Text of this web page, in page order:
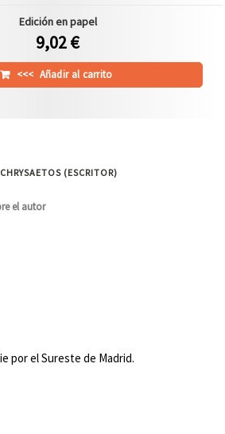
Edición en papel
9,02 €
<<< Añadir al carrito
(ESCRITOR)
el autor
por el Sureste de Madrid.